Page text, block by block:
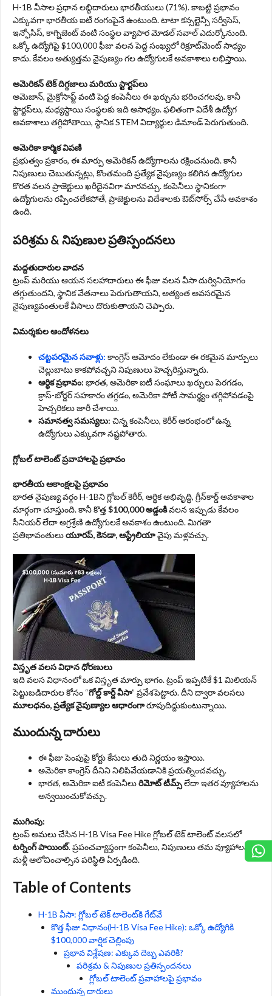
H-1B వీసాల ప్రధాన లబ్ధిదారులు భారతీయులు (71%). కాబట్టి ప్రభావం
ఎక్కువగా భారతీయ ఐటీ రంగంపైనే ఉంటుంది. టాటా కన్సల్టెన్సీ సర్వీసెస్,
ఇన్ఫోసిస్, కాగ్నిజెంట్ వంటి సంస్థల వ్యాపార మోడల్ సవాల్ ఎదుర్కోనుంది.
ఒక్కో ఉద్యోగిపై $100,000 ఫీజు వలన పెద్ద సంఖ్యలో రిక్రూట్‌మెంట్ సాధ్యం
కాదు. కేవలం అత్యుత్తమ నైపుణ్యం గల ఉద్యోగులకే అవకాశాలు లభిస్తాయి.
అమెరికన్ టెక్ దిగ్గజాలు మరియు స్టార్టప్‌లు
అమెజాన్, మైక్రోసాఫ్ట్ వంటి పెద్ద కంపెనీలు ఈ ఖర్చును భరించగలవు. కానీ
స్టార్టప్‌లు, మధ్యస్థాయి సంస్థలకు ఇది అసాధ్యం. ఫలితంగా విదేశీ ఉద్యోగ
అవకాశాలు తగ్గిపోతాయి, స్థానిక STEM విద్యార్థుల డిమాండ్ పెరుగుతుంది.
అమెరికా కార్మిక విపణి
ప్రభుత్వం ప్రకారం, ఈ మార్పు అమెరికన్ ఉద్యోగాలను రక్షించనుంది. కానీ
నిపుణులు చెబుతున్నట్లు, కొంతమంది ప్రత్యేక నైపుణ్యం కలిగిన ఉద్యోగుల
కొరత వలన ప్రాజెక్టులు ఖరీదైనవిగా మారవచ్చు. కంపెనీలు స్థానికంగా
ఉద్యోగులను రప్పించలేకపోతే, ప్రాజెక్టులను విదేశాలకు ఔట్‌సోర్స్ చేసే అవకాశం
ఉంది.
పరిశ్రమ & నిపుణుల ప్రతిస్పందనలు
మద్దతుదారుల వాదన
ట్రంప్ మరియు ఆయన సలహాదారులు ఈ ఫీజు వలన వీసా దుర్వినియోగం
తగ్గుతుందని, స్థానిక వేతనాలు పెరుగుతాయని, అత్యంత అవసరమైన
నైపుణ్యవంతులకే వీసాలు దొరుకుతాయని చెప్పారు.
విమర్శకుల ఆందోళనలు
చట్టపరమైన సవాళ్లు: కాంగ్రెస్ ఆమోదం లేకుండా ఈ రకమైన మార్పులు
చెల్లుబాటు కాకపోవచ్చని నిపుణులు హెచ్చరిస్తున్నారు.
ఆర్థిక ప్రభావం: భారత, అమెరికా ఐటీ సంఘాలు ఖర్చులు పెరగడం,
క్రాస్-బోర్డర్ సహకారం తగ్గడం, అమెరికా పోటీ సామర్థ్యం తగ్గిపోవడంపై
హెచ్చరికలు జారీ చేశాయి.
సమానత్వ సమస్యలు: చిన్న కంపెనీలు, కెరీర్ ఆరంభంలో ఉన్న
ఉద్యోగులు ఎక్కువగా నష్టపోతారు.
గ్లోబల్ టాలెంట్ ప్రవాహాలపై ప్రభావం
భారతీయ ఆకాంక్షలపై ప్రభావం
భారత నైపుణ్య వర్గం H-1Bని గ్లోబల్ కెరీర్, ఆర్థిక అభివృద్ధి, గ్రీన్‌కార్డ్ అవకాశాల
మార్గంగా చూస్తుంది. కానీ కొత్త$100,000 అడ్డంకివలన ఇప్పుడు కేవలం
సీనియర్ లేదా అగ్రశ్రేణి ఉద్యోగులకే అవకాశం ఉంటుంది. మిగతా
ప్రతిభావంతులుయూరప్, కెనడా, ఆస్ట్రేలియావైపు మళ్లవచ్చు.
విస్తృత వలస విధాన ధోరణులు
ఇది వలస విధానంలో ఒక విస్తృత మార్పు భాగం. ట్రంప్ ఇప్పటికే $1 మిలియన్
పెట్టుబడిదారుల కోసం “గోల్డ్ కార్డ్ వీసా” ప్రవేశపెట్టారు. దీని ద్వారా వలసలు
మూలధనం, ప్రత్యేక నైపుణ్యాల ఆధారంగారూపుదిద్దుకుంటున్నాయి.
ముందున్న దారులు
ఈ ఫీజు పెంపుపై కోర్టు కేసులు తుది నిర్ణయం ఇస్తాయి.
అమెరికా కాంగ్రెస్ దీనిని నిలిపివేయడానికి ప్రయత్నించవచ్చు.
భారత, అమెరికా ఐటీ కంపెనీలురిమోట్ టీమ్స్లేదా ఇతర వ్యూహాలను
అన్వయించుకోవచ్చు.
ముగింపు:
ట్రంప్ అమలు చేసిన H-1B Visa Fee Hike గ్లోబల్ టెక్ టాలెంట్ వలసలో
టర్నింగ్ పాయింట్. ప్రపంచవ్యాప్తంగా కంపెనీలు, నిపుణులు తమ వ్యూహాలను
మళ్లీ ఆలోచించాల్సిన పరిస్థితి ఏర్పడింది.
Table of Contents
H-1B వీసా: గ్లోబల్ టెక్ టాలెంట్‌కి గేట్‌వే
కొత్త ఫీజు విధానం(H-1B Visa Fee Hike): ఒక్కో ఉద్యోగికి
$100,000 వార్షిక చెల్లింపు
ప్రభావ విశ్లేషణ: ఎక్కువ దెబ్బ ఎవరికి?
పరిశ్రమ & నిపుణుల ప్రతిస్పందనలు
గ్లోబల్ టాలెంట్ ప్రవాహాలపై ప్రభావం
ముందున్న దారులు